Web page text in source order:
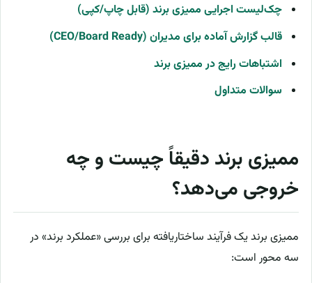
چک‌لیست اجرایی ممیزی برند (قابل چاپ/کپی)
قالب گزارش آماده برای مدیران (CEO/Board Ready)
اشتباهات رایج در ممیزی برند
سوالات متداول
ممیزی برند دقیقاً چیست و چه
خروجی می‌دهد؟
ممیزی برند یک فرآیند ساختاریافته برای بررسی «عملکرد برند» در
سه محور است: